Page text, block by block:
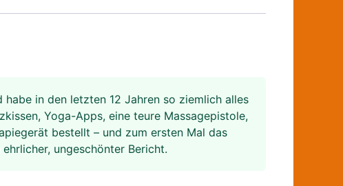
in den letzten 12 Jahren so ziemlich alles
Yoga-Apps, eine teure Massagepistole,
bestellt – und zum ersten Mal das
ungeschönter Bericht.